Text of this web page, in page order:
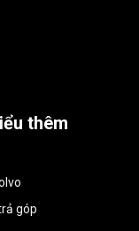
thêm
góp